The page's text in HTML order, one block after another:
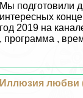
Мы подготовили
интересных
год 2019 на
, программа ,
Иллюзия любви (